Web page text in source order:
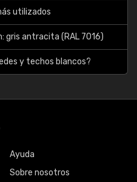
utilizados
gris antracita (RAL 7016)
y techos blancos?
Ayuda
Sobre nosotros